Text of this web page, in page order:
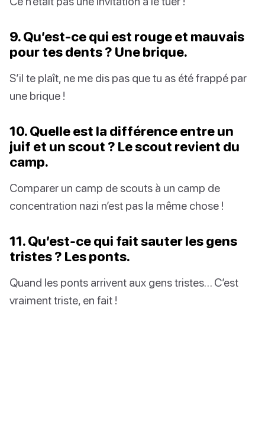
9. Qu’est-ce qui est rouge et mauvais
pour tes dents ? Une brique.
S’il te plaît, ne me dis pas que tu as été frappé par
une brique !
10. Quelle est la différence entre un
juif et un scout ? Le scout revient du
camp.
Comparer un camp de scouts à un camp de
concentration nazi n’est pas la même chose !
11. Qu’est-ce qui fait sauter les gens
tristes ? Les ponts.
Quand les ponts arrivent aux gens tristes… C’est
vraiment triste, en fait !